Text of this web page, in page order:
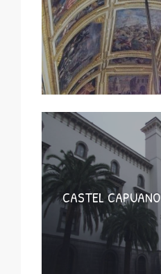
CASTEL CAPUANO